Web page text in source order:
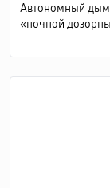
Автономный
«ночной